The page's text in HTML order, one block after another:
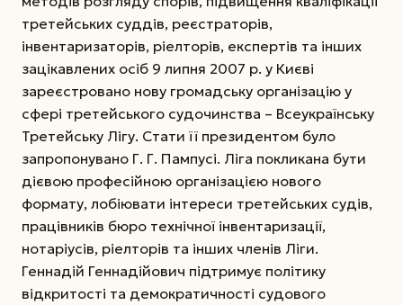
третейських суддів, реєстраторів,
інвентаризаторів, ріелторів, експертів та інших
зацікавлених осіб 9 липня 2007 р. у Києві
зареєстровано нову громадську організацію у
сфері третейського судочинства – Всеукраїнську
Третейську Лігу. Стати її президентом було
запропонувано Г. Г. Пампусі. Ліга покликана бути
дієвою професійною організацією нового
формату, лобіювати інтереси третейських судів,
працівників бюро технічної інвентаризації,
нотаріусів, ріелторів та інших членів Ліги.
Геннадій Геннадійович підтримує політику
відкритості та демократичності судового